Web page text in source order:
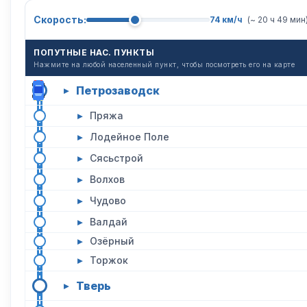
Скорость: 74 км/ч (~ 20 ч 49
ПОПУТНЫЕ НАС. ПУНКТЫ
Нажмите на любой населенный пункт, чтобы посмотреть его на карте
▸ Петрозаводск
▸
Пряжа
▸
Лодейное Поле
▸
Сясьстрой
▸
Волхов
▸
Чудово
▸
Валдай
▸
Озёрный
▸
Торжок
▸ Тверь